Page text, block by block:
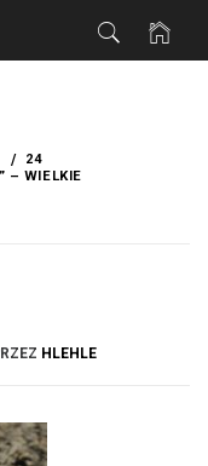
24
– WIELKIE
HLEHLE